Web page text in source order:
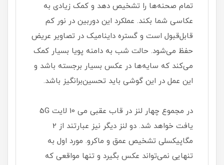
تمام صحنه‌ها را تشخیص دهد و کمک زیادی به
عکاسی شما بکند. عملکرد این دوربین در نور کم
قابل‌قبول است و گستره داینامیک در تصاویر عریض
حفظ می‌شود. حالت شب به دامنه پویا بسیار کمک
می‌کند که سایه‌ها در عکس بسیار برجسته باشد و
این عمل در این گوشی باید تحسین‌برانگیز باشد.
در مجموع چهار لنز در قاب عقبی می 10 لایت 5G
یافت خواهد شد. دو لنز دیگر نیز عبارتند از 2
مگاپیکسلی تشخیص عمق و ماکرو. مورد اول به
تنهایی نمی‌تواند عکس بگیرد و تنها مواقعی که